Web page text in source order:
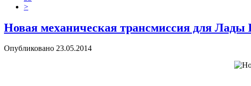
>
Новая механическая трансмиссия для
Опубликовано 23.05.2014